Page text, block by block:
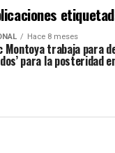
Hace 8 meses
Montoya trabaja para
para la posteridad